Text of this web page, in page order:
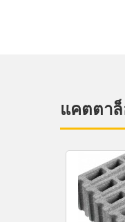
แคตตา